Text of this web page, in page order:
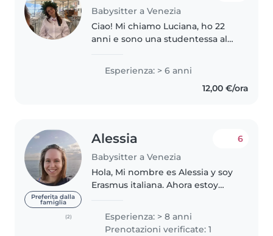
Babysitter a Venezia
Ciao! Mi chiamo Luciana, ho 22
anni e sono una studentessa al
Ho già esperienza con bambini
(sia in famiglia che con altre..
Esperienza: > 6 anni
12,00 €/ora
Preferita dalla
famiglia
(2)
Alessia
Babysitter a Venezia
6
Hola, Mi nombre es Alessia y soy
Erasmus italiana. Ahora estoy
Farmacia en la universidad y
estoy disponible para cuidado de
Esperienza: > 8 anni
Prenotazioni verificate: 1